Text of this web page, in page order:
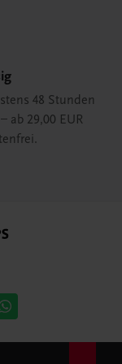
48 Stunden
ab 29,00 EUR